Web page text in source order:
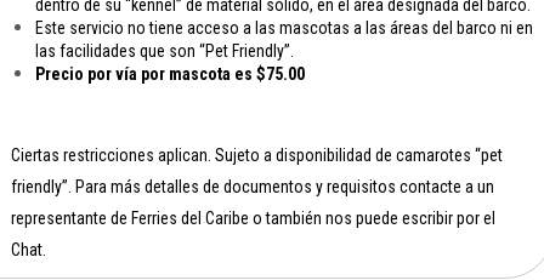
dentro de su “kennel” de material sólido, en el área designada del barco.
Este servicio no tiene acceso a las mascotas a las áreas del barco ni en
las facilidades que son “Pet Friendly”.
Precio por vía por mascota es $75.00
Ciertas restricciones aplican. Sujeto a disponibilidad de camarotes “pet
friendly”. Para más detalles de documentos y requisitos contacte a un
representante de Ferries del Caribe o también nos puede escribir por el
Chat.